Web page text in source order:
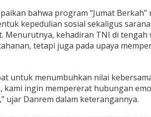
bahwa program “Jumat Berkah”
kepedulian sosial sekaligus
Menurutnya, kehadiran TNI di tengah
tetapi juga pada upaya
untuk menumbuhkan nilai
kami ingin mempererat hubungan
ujar Danrem dalam keterangannya.